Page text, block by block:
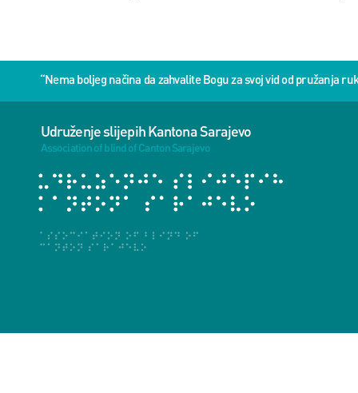
“Nema boljeg načina da zahvalite Bogu za svoj vid od pružanja
Udruženje slijepih Kantona Sarajevo
Association of blind of Canton Sarajevo